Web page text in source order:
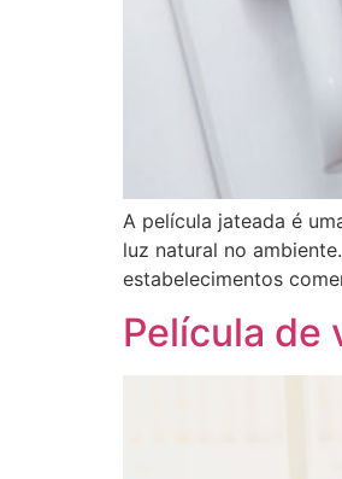
A película jateada é
luz natural no
estabelecimentos
Película de